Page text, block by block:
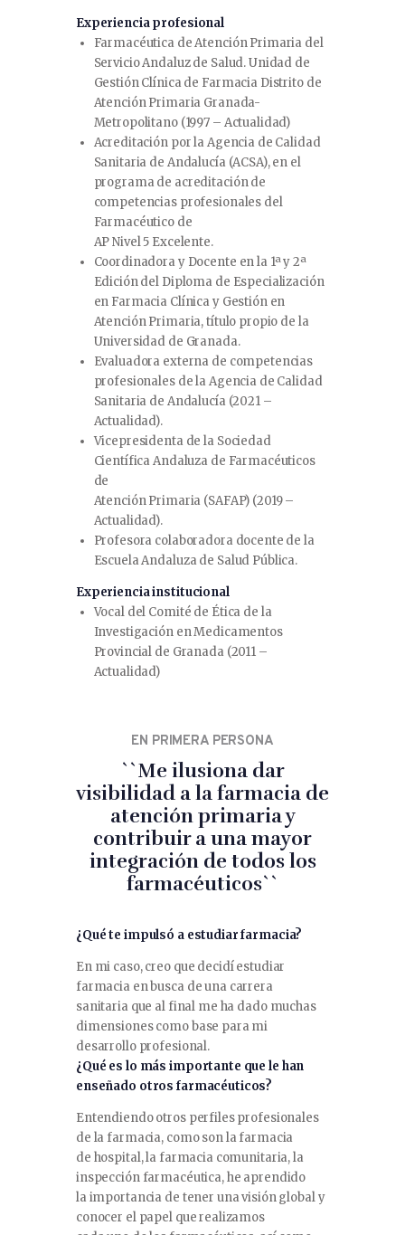
Experiencia profesional
Farmacéutica de Atención Primaria del
Servicio Andaluz de Salud. Unidad de
Gestión Clínica de Farmacia Distrito de
Atención Primaria Granada-
Metropolitano (1997 – Actualidad)
Acreditación por la Agencia de Calidad
Sanitaria de Andalucía (ACSA), en el
programa de acreditación de
competencias profesionales del
Farmacéutico de
AP Nivel 5 Excelente.
Coordinadora y Docente en la 1ª y 2ª
Edición del Diploma de Especialización
en Farmacia Clínica y Gestión en
Atención Primaria, título propio de la
Universidad de Granada.
Evaluadora externa de competencias
profesionales de la Agencia de Calidad
Sanitaria de Andalucía (2021 –
Actualidad).
Vicepresidenta de la Sociedad
Científica Andaluza de Farmacéuticos
de
Atención Primaria (SAFAP) (2019 –
Actualidad).
Profesora colaboradora docente de la
Escuela Andaluza de Salud Pública.
Experiencia institucional
Vocal del Comité de Ética de la
Investigación en Medicamentos
Provincial de Granada (2011 –
Actualidad)
EN PRIMERA PERSONA
``Me ilusiona dar
visibilidad a la farmacia de
atención primaria y
contribuir a una mayor
integración de todos los
farmacéuticos``
¿Qué te impulsó a estudiar farmacia?
En mi caso, creo que decidí estudiar
farmacia en busca de una carrera
sanitaria que al final me ha dado muchas
dimensiones como base para mi
desarrollo profesional.
¿Qué es lo más importante que le han
enseñado otros farmacéuticos?
Entendiendo otros perfiles profesionales
de la farmacia, como son la farmacia
de hospital, la farmacia comunitaria, la
inspección farmacéutica, he aprendido
la importancia de tener una visión global y
conocer el papel que realizamos